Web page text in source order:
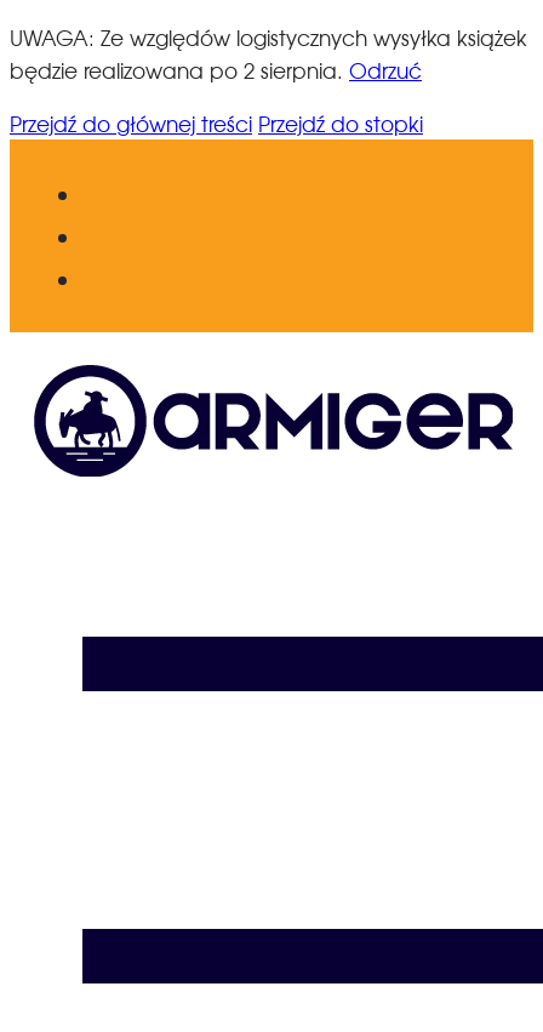
UWAGA: Ze względów logistycznych wysyłka książek
będzie realizowana po 2 sierpnia. Odrzuć
Przejdź do głównej treści Przejdź do stopki